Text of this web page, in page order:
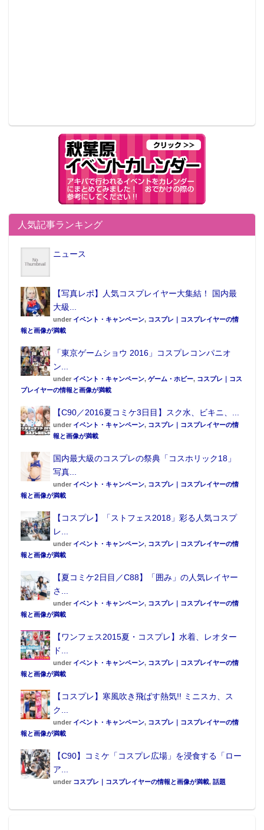
人気記事ランキング
ニュース
【写真レポ】人気コスプレイヤー大集結！ 国内最
大級...
under イベント・キャンペーン, コスプレ｜コスプレイヤーの情
報と画像が満載
「東京ゲームショウ 2016」コスプレコンパニオ
ン...
under イベント・キャンペーン, ゲーム・ホビー, コスプレ｜コス
プレイヤーの情報と画像が満載
【C90／2016夏コミケ3日目】スク水、ビキニ、...
under イベント・キャンペーン, コスプレ｜コスプレイヤーの情
報と画像が満載
国内最大級のコスプレの祭典「コスホリック18」
写真...
under イベント・キャンペーン, コスプレ｜コスプレイヤーの情
報と画像が満載
【コスプレ】「ストフェス2018」彩る人気コスプ
レ...
under イベント・キャンペーン, コスプレ｜コスプレイヤーの情
報と画像が満載
【夏コミケ2日目／C88】「囲み」の人気レイヤー
さ...
under イベント・キャンペーン, コスプレ｜コスプレイヤーの情
報と画像が満載
【ワンフェス2015夏・コスプレ】水着、レオター
ド...
under イベント・キャンペーン, コスプレ｜コスプレイヤーの情
報と画像が満載
【コスプレ】寒風吹き飛ばす熱気!! ミニスカ、ス
ク...
under イベント・キャンペーン, コスプレ｜コスプレイヤーの情
報と画像が満載
【C90】コミケ「コスプレ広場」を浸食する「ロー
ア...
under コスプレ｜コスプレイヤーの情報と画像が満載, 話題